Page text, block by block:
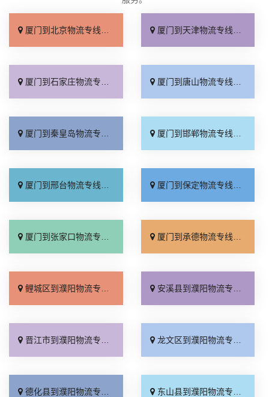
厦门到北京物流专线_直达不中转「送货到门」 厦门到天津物流专线_运保时效「高效快运」
厦门到石家庄物流专线_准时准点「多少公里」 厦门到唐山物流专线_全境派送「收费介绍」
厦门到秦皇岛物流专线_高效运输「运保时效」 厦门到邯郸物流专线_物流拼车「全境配送」
厦门到邢台物流专线_专业靠谱「上门提货」 厦门到保定物流专线_全程直达「高效运输」
厦门到张家口物流专线_全境派送「多久能到」 厦门到承德物流专线_专业调车「合理收费」
鲤城区到濮阳物流专线_准时准点「高效运输」 安溪县到濮阳物流专线_全程定位「计费标准」
晋江市到濮阳物流专线_托运放心「每日发车」 龙文区到濮阳物流专线_上门提货「专业靠谱」
德化县到濮阳物流专线_资质齐全「门到门配送」 东山县到濮阳物流专线_保证时效「高速快运」